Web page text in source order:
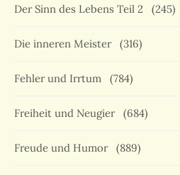
Der Sinn des Lebens Teil 2 (245)
Die inneren Meister (316)
Fehler und Irrtum (784)
Freiheit und Neugier (684)
Freude und Humor (889)